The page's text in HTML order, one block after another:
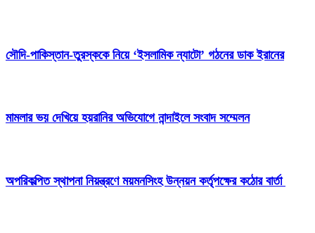
সৌদি-পাকিস্তান-তুরস্ককে নিয়ে ‘ইসলামিক ন্যাটো’ গঠনের ডাক ইরানের
মামলার ভয় দেখিয়ে হয়রানির অভিযোগে নান্দাইলে সংবাদ সম্মেলন
অপরিকল্পিত স্থাপনা নিয়ন্ত্রণে ময়মনসিংহ উন্নয়ন কর্তৃপক্ষের কঠোর বার্তা